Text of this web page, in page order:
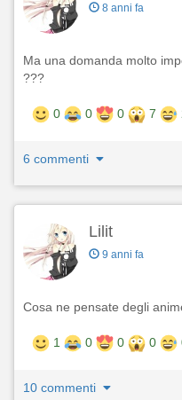
8 anni fa
Ma una domanda molto
???
0 0 0 7
6 commenti
Lilit
9 anni fa
Cosa ne pensate degli
1 0 0 0
10 commenti